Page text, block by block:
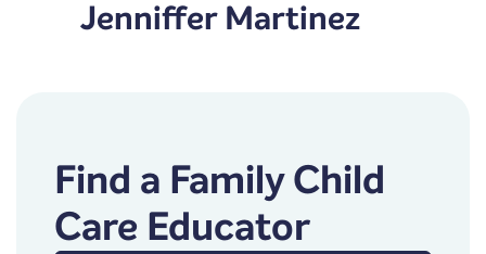
Jenniffer Martinez
Find a Family Child
Care Educator